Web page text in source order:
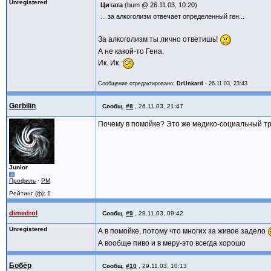
Unregistered Цитата (bum @ 26.11.03, 10:20)
... за алкоголизм отвечает определенный ген...
За алкоголизм ты лично ответишь!
А не какой-то Гена.
Ик. Ик.
Сообщение отредактировано: DrUnkard - 26.11.03, 23:43
Gerbilin Сообщ. #8 26.11.03, 21:47
Junior
Профиль · PM
Рейтинг (ф): 1
Почему в помойке? Это же медико-социальный
dimedrol Сообщ. #9 29.11.03, 09:42
Unregistered
А в помойке, потому что многих за живое задело
А вообще пиво и в меру-это всегда хорошо
Бобёр Сообщ. #10 29.11.03, 10:13